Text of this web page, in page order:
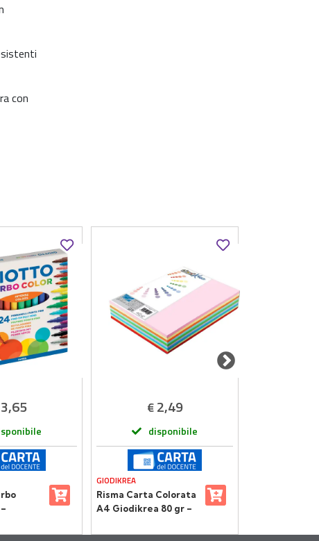
con
3,65 € 2,49
disponibile
GIODIKREA
Risma Carta Colorata
A4 Giodikrea 80 gr –
Intensi